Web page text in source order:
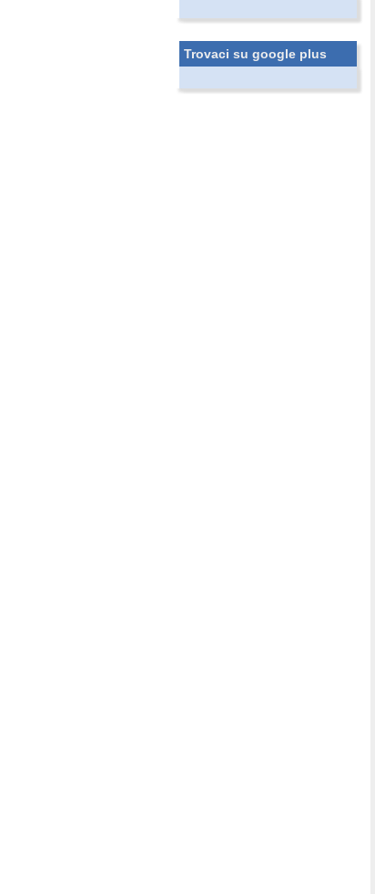
Trovaci su google plus